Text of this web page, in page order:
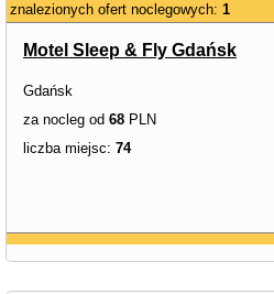
znalezionych ofert noclegowych: 1
Motel Sleep & Fly Gdańsk
Gdańsk
za nocleg od 68 PLN
liczba miejsc: 74